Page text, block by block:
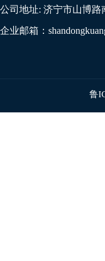
公司地址: 济宁市山博路
企业邮箱：
鲁